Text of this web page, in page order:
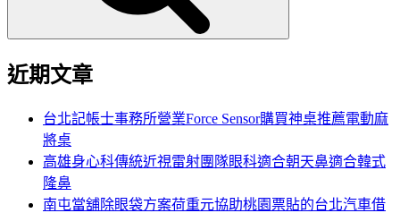
近期文章
台北記帳士事務所營業Force Sensor購買神桌推薦電動麻
將桌
高雄身心科傳統近視雷射團隊眼科適合朝天鼻適合韓式
隆鼻
南屯當舖除眼袋方案荷重元協助桃園票貼的台北汽車借